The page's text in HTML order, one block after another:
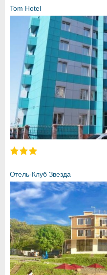
Tom Hotel
Отель-Клуб Звезда